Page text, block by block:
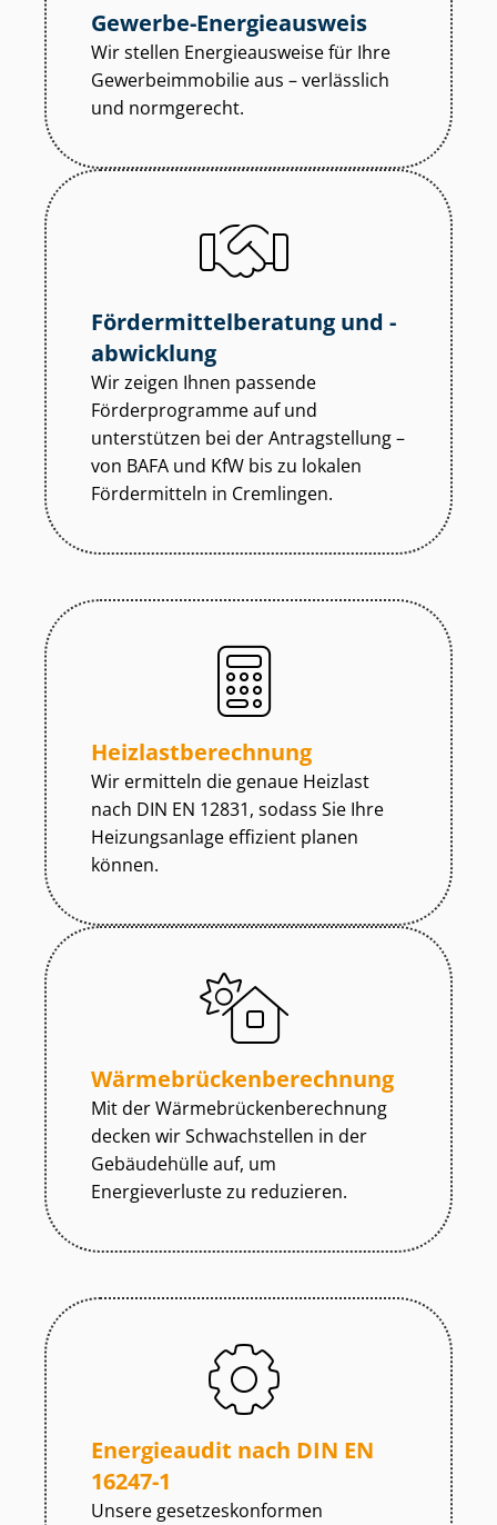
Gewerbe-Energieausweis
Wir stellen Energieausweise für Ihre
Ge­wer­be­im­mo­bi­lie aus – verlässlich
und normgerecht.
För­der­mit­tel­be­ra­tung und -
abwicklung
Wir zeigen Ihnen passende
Förderprogramme auf und
unterstützen bei der Antragstellung –
von BAFA und KfW bis zu lokalen
Fördermitteln in Cremlingen.
Heiz­last­be­rech­nung
Wir ermitteln die genaue Heizlast
nach DIN EN 12831, sodass Sie Ihre
Heizungsanlage effizient planen
können.
Wär­me­brü­cken­be­rech­nung
Mit der Wär­me­brü­cken­be­rech­nung
decken wir Schwachstellen in der
Gebäudehülle auf, um
Energieverluste zu reduzieren.
Energieaudit nach DIN EN
16247-1
Unsere ge­set­zes­kon­for­men